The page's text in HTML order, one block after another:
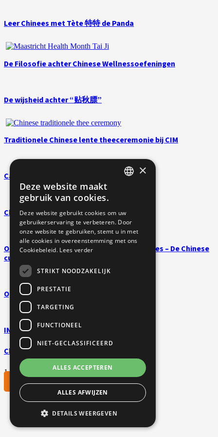
Leer Chinees met Tète 特特 de Panda
De Filosofie achter Chinese Wellnessoefeningen
De wijsheid achter “贴秋膘”
Traditionele Chinese lente theeceremonie bij CIM
Carnaval in Maastricht
Chinees Nieuwjaar viering
Ondergedompeld in Chinese poëzie en liedjes – De Chinese
cultuurdag voor YCT klassen
Open Dag 8 oktober
INKOM 2022
Chinees Nieuwjaar
1 Volgende
×
Deze website maakt
gebruik van cookies.
Deze website gebruikt cookies om uw
gebruikerservaring te verbeteren. Door
onze website te gebruiken, stemt u in met
alle cookies in overeenstemming met ons
Cookiebeleid. Lees verder
STRIKT NOODZAKELIJK
PRESTATIE
TARGETING
FUNCTIONEEL
NIET-GECLASSIFICEERD
ALLES ACCEPTEREN
ALLES AFWIJZEN
DETAILS WEERGEVEN